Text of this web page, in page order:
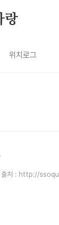
랑
위치로그
요 출처 : http://